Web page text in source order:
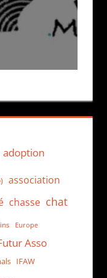
adoption
association
chasse chat
Europe
Asso
IFAW